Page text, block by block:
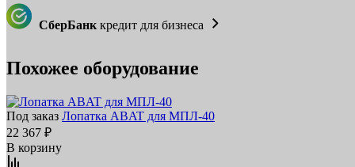
СберБанк кредит для бизнеса
Похожее оборудование
Под заказ Лопатка ABAT для МПЛ‑40
22 367 ₽
В корзину